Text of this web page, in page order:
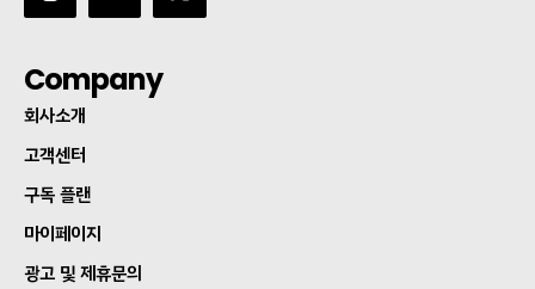
Company
회사소개
고객센터
구독 플랜
마이페이지
광고 및 제휴문의